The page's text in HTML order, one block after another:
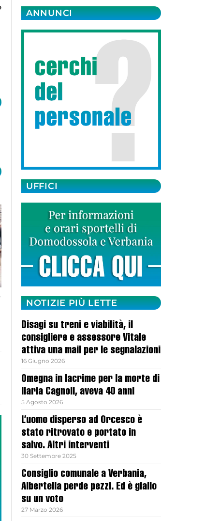
ANNUNCI
UFFICI
NOTIZIE PIÙ LETTE
Disagi su treni e viabilità, il
consigliere e assessore Vitale
attiva una mail per le segnalazioni
16 Giugno 2026
Omegna in lacrime per la morte di
Ilaria Cagnoli, aveva 40 anni
5 Agosto 2026
L’uomo disperso ad Orcesco è
stato ritrovato e portato in
salvo. Altri interventi
30 Settembre 2025
Consiglio comunale a Verbania,
Albertella perde pezzi. Ed è giallo
su un voto
27 Marzo 2026